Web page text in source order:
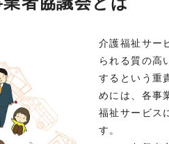
介護福祉サー
られる質の高
するという重
めには、各事
福祉サービス
す。